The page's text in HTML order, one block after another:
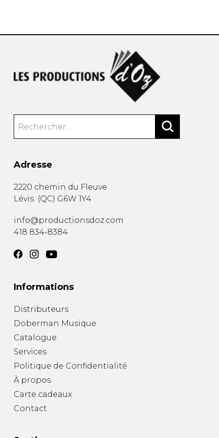
Adresse
2220 chemin du Fleuve
Lévis (QC) G6W 1Y4
info@productionsdoz.com
418 834-8384
Informations
Distributeurs
Doberman Musique
Catalogue
Services
Politique de Confidentialité
À propos
Carte cadeaux
Contact